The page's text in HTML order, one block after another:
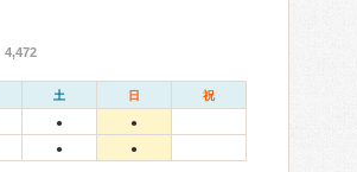
4,472
土 日 祝
● ●
● ●